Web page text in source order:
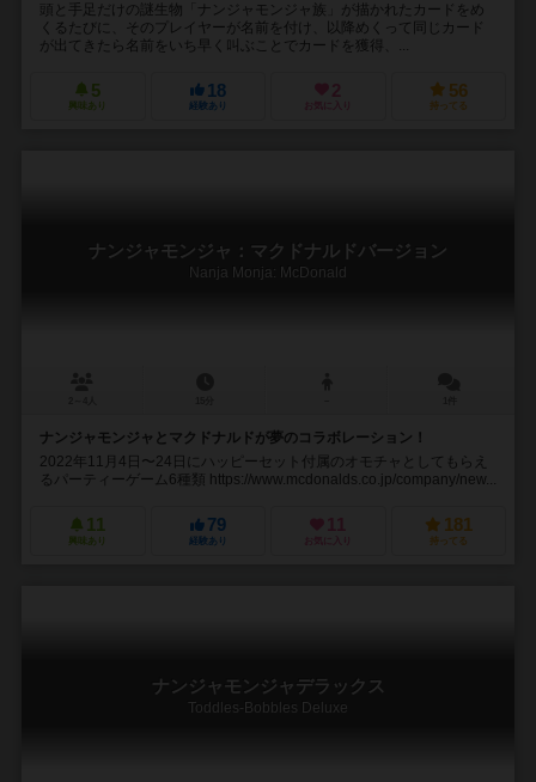
頭と手足だけの謎生物「ナンジャモンジャ族」が描かれたカードをめ
くるたびに、そのプレイヤーが名前を付け、以降めくって同じカード
が出てきたら名前をいち早く叫ぶことでカードを獲得、...
5
興味あり
18
経験あり
2
お気に入り
56
持ってる
ナンジャモンジャ：マクドナルドバージョン
Nanja Monja: McDonald
ナンジャモンジャとマクドナルドが夢のコラボレーション！
2022年11月4日〜24日にハッピーセット付属のオモチャとしてもらえ
るパーティーゲーム6種類 https://www.mcdonalds.co.jp/company/new...
11
興味あり
79
経験あり
11
お気に入り
181
持ってる
ナンジャモンジャデラックス
Toddles-Bobbles Deluxe